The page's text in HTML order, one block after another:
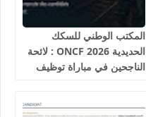
المكتب الوطني للسكك
الحديدية 2026 ONCF : لائحة
الناجحين في مباراة توظيف